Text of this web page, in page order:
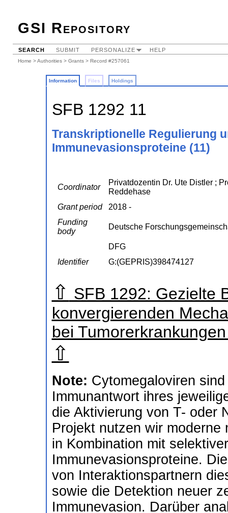
GSI Repository
SEARCH SUBMIT PERSONALIZE HELP
Home >Authorities > Grants > Record #257061
Information Files Holdings
SFB 1292 11
Transkriptionelle Regulierung
Immunevasionsproteine (11)
Coordinator
Privatdozentin Dr. Ute Distler ;
Reddehase
Grant period
2018 -
Funding
body
Deutsche
DFG
Identifier
G:(GEPRIS)398474127
⇧ SFB 1292: Gezielte
konvergierenden
bei
⇧
Note: Cytomegaloviren
Immunantwort ihres
die Aktivierung von T- oder
Projekt nutzen wir moderne
in Kombination mit
Immunevasionsproteine.
von Interaktionspartnern
sowie die Detektion neuer
Immunevasion. Darüber